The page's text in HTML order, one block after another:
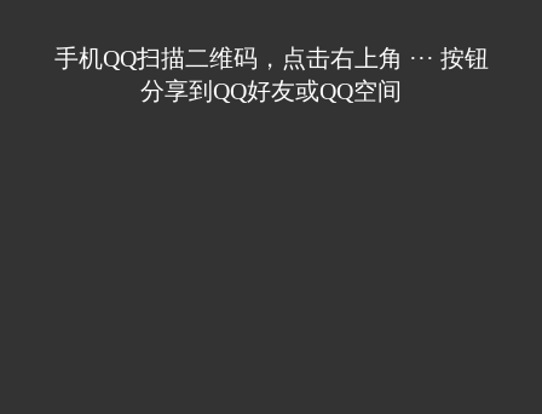
手机QQ扫描二维码，点击右上角 ··· 按钮
分享到QQ好友或QQ空间